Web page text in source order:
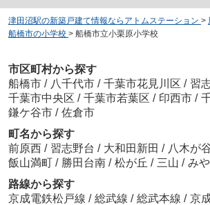
津田沼駅の新築戸建て情報ならアトムステーション >
船橋市の小学校 > 船橋市立小栗原小学校
市区町村から探す
船橋市 / 八千代市 / 千葉市花見川区 / 習
千葉市中央区 / 千葉市若葉区 / 印西市 /
鎌ケ谷市 / 佐倉市
町名から探す
前原西 / 習志野台 / 大和田新田 / 八木が
飯山満町 / 勝田台南 / 松が丘 / 三山 / み
路線から探す
京成電鉄松戸線 / 総武線 / 総武本線 / 京